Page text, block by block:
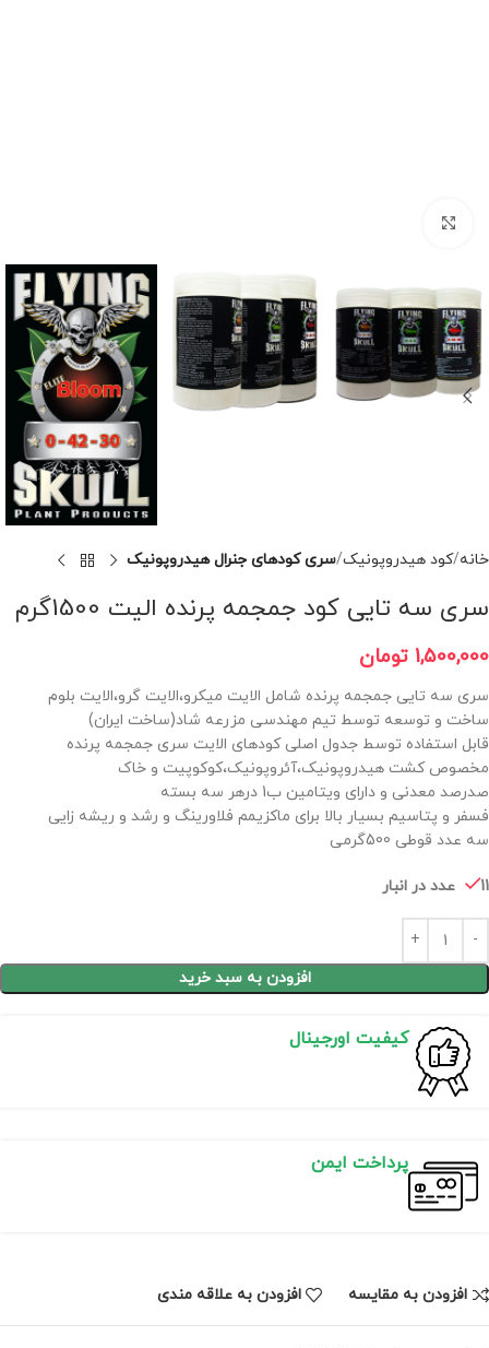
خانه کود هیدروپونیک سری کودهای جنرال هیدروپونیک
سری سه تایی کود جمجمه پرنده الیت 1500گرم
1,500,000 تومان
سری سه تایی جمجمه پرنده شامل الایت میکرو،الایت گرو،الایت بلوم
ساخت و توسعه توسط تیم مهندسی مزرعه شاد(ساخت ایران)
قابل استفاده توسط جدول اصلی کودهای الایت سری جمجمه پرنده
مخصوص کشت هیدروپونیک،آئروپونیک،کوکوپیت و خاک
صدرصد معدنی و دارای ویتامین ب1 درهر سه بسته
فسفر و پتاسیم بسیار بالا برای ماکزیمم فلاورینگ و رشد و ریشه زایی
سه عدد قوطی 500گرمی
11 عدد در انبار
افزودن به سبد خرید
کیفیت اورجینال
پرداخت ایمن
افزودن به مقایسه افزودن به علاقه مندی